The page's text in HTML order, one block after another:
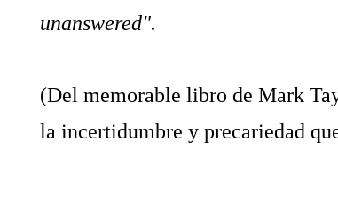
unanswered".
(Del memorable libro de Mark
la incertidumbre y precariedad